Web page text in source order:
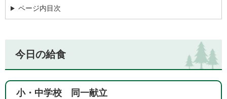
ページ内目次
今日の給食
小・中学校 同一献立